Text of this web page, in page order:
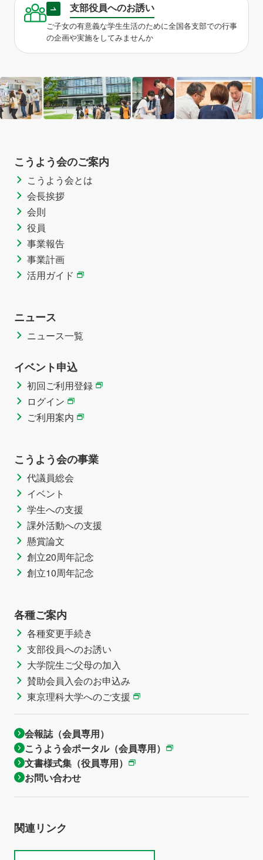
支部役員へのお誘い
ご子女の有意義な学生生活のために全国各支部での行事
の企画や実施をしてみませんか
こうよう会のご案内
こうよう会とは
会長挨拶
会則
役員
事業報告
事業計画
活用ガイド
ニュース
ニュース一覧
イベント申込
初回ご利用登録
ログイン
ご利用案内
こうよう会の事業
代議員総会
イベント
学生への支援
課外活動への支援
懸賞論文
創立20周年記念
創立10周年記念
各種ご案内
各種変更手続き
支部役員へのお誘い
大学院生ご父母の加入
賛助会員入会のお申込み
東京理科大学へのご支援
会報誌（会員専用）
こうよう会ポータル（会員専用）
文書様式集（役員専用）
お問い合わせ
関連リンク